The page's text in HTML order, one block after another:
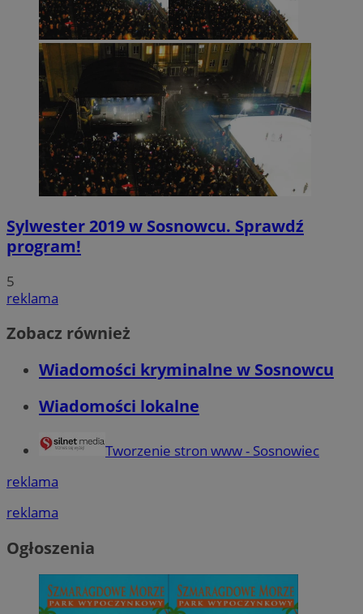
Sylwester 2019 w Sosnowcu. Sprawdź
program!
5
reklama
Zobacz również
Wiadomości kryminalne w Sosnowcu
Wiadomości lokalne
Tworzenie stron www - Sosnowiec
reklama
reklama
Ogłoszenia